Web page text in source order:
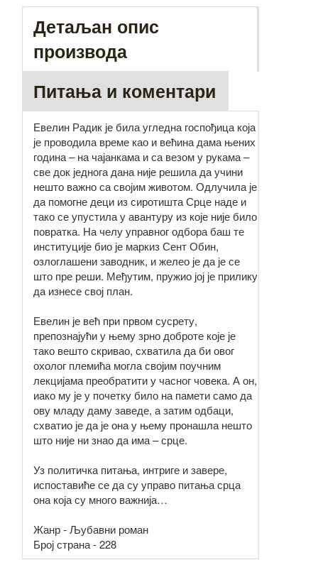
Детаљан опис
производа
Питања и коментари
Евелин Радик је била угледна госпођица која
је проводила време као и већина дама њених
година – на чајанкама и са везом у рукама –
све док једнога дана није решила да учини
нешто важно са својим животом. Одлучила је
да помогне деци из сиротишта Срце наде и
тако се упустила у авантуру из које није било
повратка. На челу управног одбора баш те
институције био је маркиз Сент Обин,
озлоглашени заводник, и желео је да је се
што пре реши. Међутим, пружио јој је прилику
да изнесе свој план.
Евелин је већ при првом сусрету,
препознајући у њему зрно доброте које је
тако вешто скривао, схватила да би овог
охолог племића могла својим поучним
лекцијама преобратити у часног човека. А он,
иако му је у почетку било на памети само да
ову младу даму заведе, а затим одбаци,
схватио је да је она у њему пронашла нешто
што није ни знао да има – срце.
Уз политичка питања, интриге и завере,
испоставиће се да су управо питања срца
она која су много важнија…
Жанр - Љубавни роман
Број страна - 228